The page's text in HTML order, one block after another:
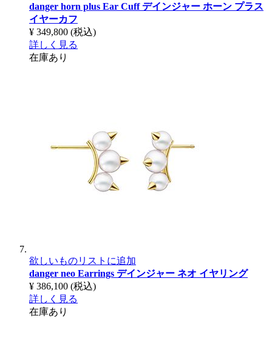
danger horn plus Ear Cuffデインジャー ホーン プラス
イヤーカフ
¥ 349,800 (税込)
詳しく見る
在庫あり
欲しいものリストに追加
danger neo Earrings デインジャー ネオ イヤリング
¥ 386,100 (税込)
詳しく見る
在庫あり